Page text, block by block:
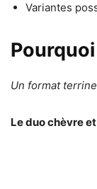
Variantes
Un format
Le duo chèvre